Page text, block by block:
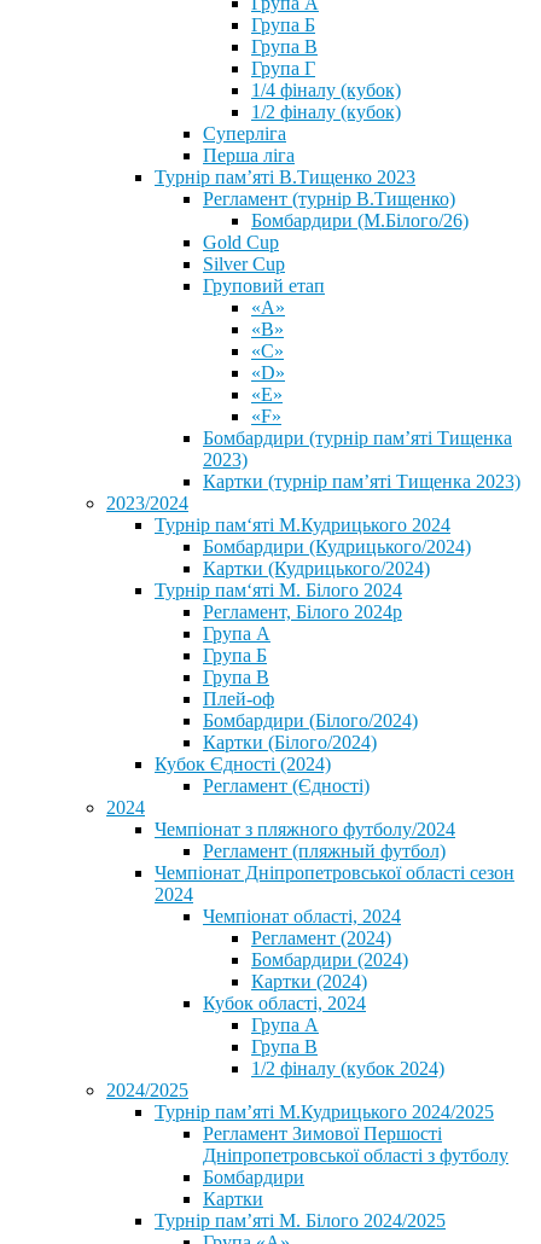
Група Б
Група В
Група Г
1/4 фіналу (кубок)
1/2 фіналу (кубок)
Суперліга
Перша ліга
Турнір пам’яті В.Тищенко 2023
Регламент (турнір В.Тищенко)
Бомбардири (М.Білого/26)
Gold Cup
Silver Cup
Груповий етап
«А»
«В»
«С»
«D»
«Е»
«F»
Бомбардири (турнір пам’яті Тищенка
2023)
Картки (турнір пам’яті Тищенка 2023)
2023/2024
⁨Турнір пам‘яті М.Кудрицького 2024
Бомбардири (Кудрицького/2024)
Картки (Кудрицького/2024)
⁨Турнір пам‘яті М. Білого 2024⁩
Регламент, Білого 2024р
Група А
Група Б
Група В
Плей-оф
Бомбардири (Білого/2024)
Картки (Білого/2024)
Кубок Єдності (2024)
Регламент (Єдності)
2024
Чемпіонат з пляжного футболу/2024
Регламент (пляжный футбол)
Чемпіонат Дніпропетровської області сезон
2024
Чемпіонат області, 2024
Регламент (2024)
Бомбардири (2024)
Картки (2024)
Кубок області, 2024
Група А
Група В
1/2 фіналу (кубок 2024)
2024/2025
Турнір пам’яті М.Кудрицького 2024/2025
Регламент Зимової Першості
Дніпропетровської області з футболу
Бомбардири
Картки
Турнір пам’яті М. Білого 2024/2025